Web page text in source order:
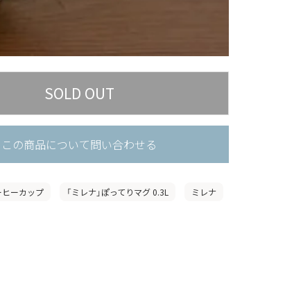
この商品について問い合わせる
ヒーカップ 「ミレナ」ぽってりマグ 0.3L ミレナ